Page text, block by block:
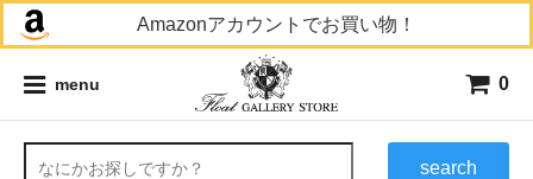
Amazonアカウントでお買い物！
menu 0
search